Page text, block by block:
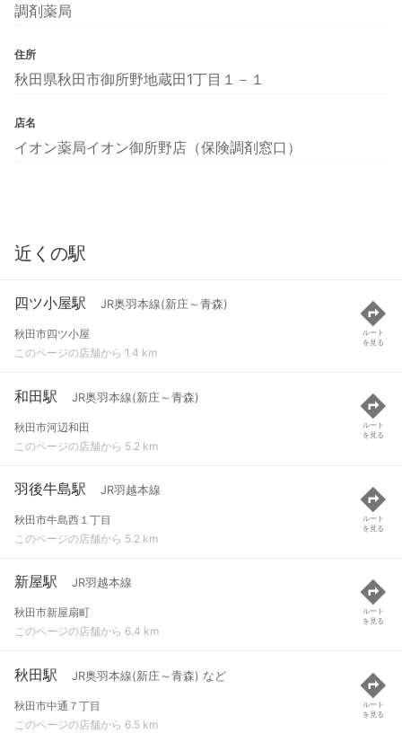
調剤薬局
住所
秋田県秋田市御所野地蔵田1丁目１－１
店名
イオン薬局イオン御所野店（保険調剤窓口）
近くの駅
四ツ小屋駅 JR奥羽本線(新庄～青森)
秋田市四ツ小屋
このページの店舗から 1.4 km
ルート
を見る
和田駅 JR奥羽本線(新庄～青森)
秋田市河辺和田
このページの店舗から 5.2 km
ルート
を見る
羽後牛島駅 JR羽越本線
秋田市牛島西１丁目
このページの店舗から 5.2 km
ルート
を見る
新屋駅 JR羽越本線
秋田市新屋扇町
このページの店舗から 6.4 km
ルート
を見る
秋田駅 JR奥羽本線(新庄～青森) など
秋田市中通７丁目
このページの店舗から 6.5 km
ルート
を見る